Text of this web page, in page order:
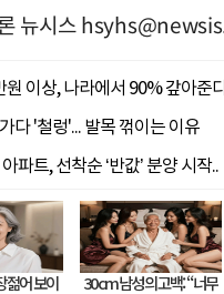
뉴시스